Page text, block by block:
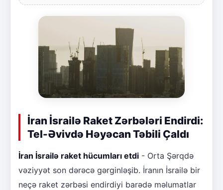
İran İsrailə Raket Zərbələri Endirdi:
Tel-Əvivdə Həyəcan Təbili Çaldı
İran İsrailə raket hücumları etdi - Orta Şərqdə
vəziyyət son dərəcə gərginləşib. İranın İsrailə bir
neçə raket zərbəsi endirdiyi barədə məlumatlar